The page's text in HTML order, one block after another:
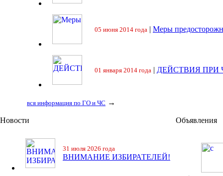
05 июня 2014 года | Меры
01 января 2014 года | ДЕЙСТВИЯ ПРИ
вся информация по ГО и ЧС →
Новости
31 июля 2026 года
ВНИМАНИЕ ИЗБИРАТЕЛЕЙ!
Объявления